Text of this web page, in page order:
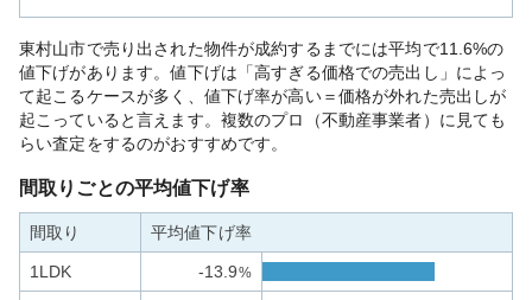
東村山市で売り出された物件が成約するまでには平均で11.6%の
値下げがあります。値下げは「高すぎる価格での売出し」によっ
て起こるケースが多く、値下げ率が高い＝価格が外れた売出しが
起こっていると言えます。複数のプロ（不動産事業者）に見ても
らい査定をするのがおすすめです。
間取りごとの平均値下げ率
間取り 平均値下げ率
1LDK -13.9%